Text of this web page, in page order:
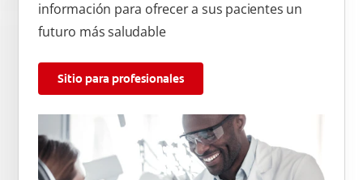
información para ofrecer a sus pacientes un
futuro más saludable
Sitio para profesionales